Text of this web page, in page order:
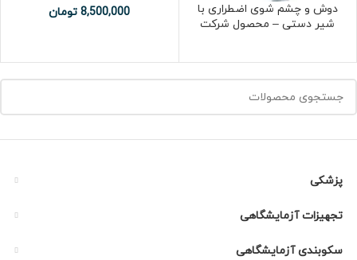
پزشکی
تجهیزات آزمایشگاهی
سکوبندی آزمایشگاهی
دوش و چشم شوی اضطراری با
شیر دستی – محصول شرکت
8,500,000 تومان